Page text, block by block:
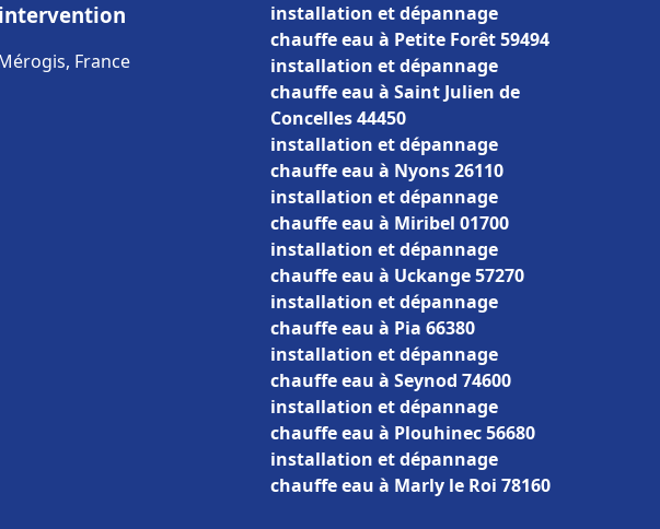
France
installation et dépannage
chauffe eau à Petite Forêt 59494
installation et dépannage
chauffe eau à Saint Julien de
Concelles 44450
installation et dépannage
chauffe eau à Nyons 26110
installation et dépannage
chauffe eau à Miribel 01700
installation et dépannage
chauffe eau à Uckange 57270
installation et dépannage
chauffe eau à Pia 66380
installation et dépannage
chauffe eau à Seynod 74600
installation et dépannage
chauffe eau à Plouhinec 56680
installation et dépannage
chauffe eau à Marly le Roi 78160